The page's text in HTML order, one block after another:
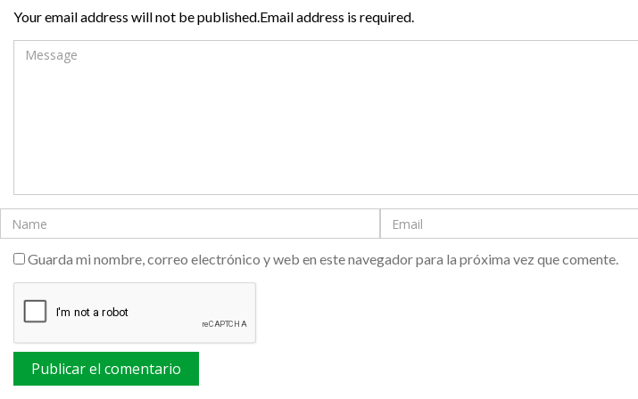
Your email address will not be published.Email address is required.
Guarda mi nombre, correo electrónico y web en este navegador para la próxima vez que comente.